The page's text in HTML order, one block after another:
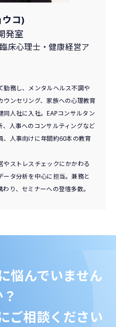
ウコ)
発室
臨床心理士 ・健康経営ア
務し、メンタルヘルス不調や
ンセリング、家族への心理教育
人社に入社。EAPコンサルタン
、人事へのコンサルティングなど
、人事向けに年間約60本の教育
ストレスチェックにかかわる
タ分析を中心に担当。兼務と
り、セミナーへの登壇多数。
悩んでいません
ご相談ください